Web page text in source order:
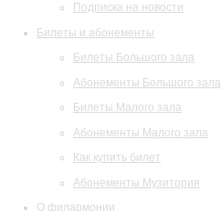
Подписка на новости
Билеты и абонементы
Билеты Большого зала
Абонементы Большого зала
Билеты Малого зала
Абонементы Малого зала
Как купить билет
Абонементы Музитория
О филармонии